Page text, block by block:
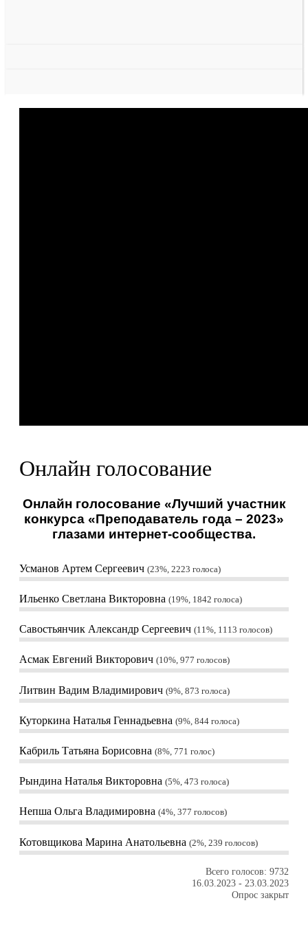
Онлайн голосование
Онлайн голосование «Лучший участник
конкурса «Преподаватель года – 2023»
глазами интернет-сообщества.
Усманов Артем Сергеевич 23%, 2223 голоса
Ильенко Светлана Викторовна 19%, 1842 голоса
Савостьянчик Александр Сергеевич 11%, 1113 голосов
Асмак Евгений Викторович 10%, 977 голосов
Литвин Вадим Владимирович 9%, 873 голоса
Куторкина Наталья Геннадьевна 9%, 844 голоса
Кабриль Татьяна Борисовна 8%, 771 голос
Рындина Наталья Викторовна 5%, 473 голоса
Непша Ольга Владимировна 4%, 377 голосов
Котовщикова Марина Анатольевна 2%, 239 голосов
Всего голосов: 9732
16.03.2023 - 23.03.2023
Опрос закрыт